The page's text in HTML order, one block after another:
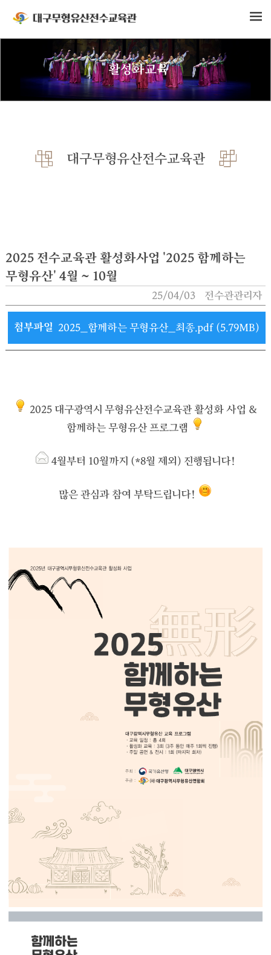
활성화교육
대구무형유산전수교육관
2025 전수교육관 활성화사업 '2025 함께하는
무형유산' 4월 ~ 10월
25/04/03 전수관관리자
첨부파일 2025_함께하는 무형유산_최종.pdf (5.79MB)
2025 대구광역시 무형유산전수교육관 활성화 사업 &
함께하는 무형유산 프로그램
4월부터 10월까지 (*8월 제외) 진행됩니다!
많은 관심과 참여 부탁드립니다!